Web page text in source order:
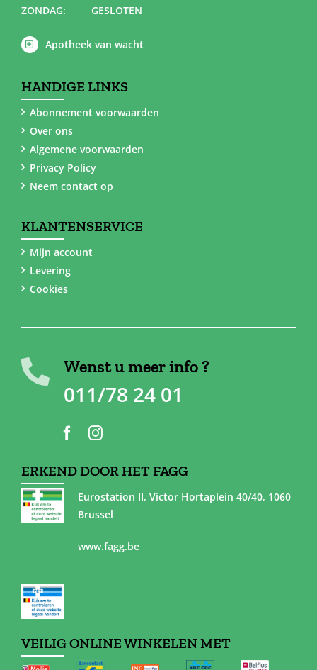
ZONDAG:
GESLOTEN
Apotheek van wacht
HANDIGE LINKS
Abonnement voorwaarden
Over ons
Algemene voorwaarden
Privacy Policy
Neem contact op
KLANTENSERVICE
Mijn account
Levering
Cookies
Wenst u meer info ?
011/78 24 01
ERKEND DOOR HET FAGG
Eurostation II, Victor Hortaplein 40/40, 1060
Brussel
www.fagg.be
VEILIG ONLINE WINKELEN MET